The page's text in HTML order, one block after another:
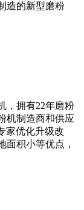
造的新型磨粉
，拥有22年磨粉
机制造商和供应
家优化升级改
面积小等优点，